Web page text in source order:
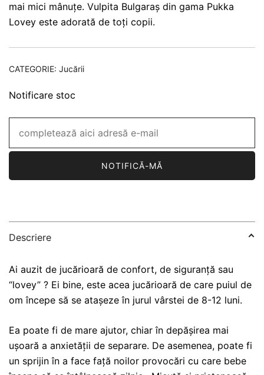
mai mici mânuțe. Vulpita Bulgaraș din gama Pukka
Lovey este adorată de toți copii.
CATEGORIE: Jucării
Notificare stoc
NOTIFICĂ-MĂ
Descriere
Ai auzit de jucărioară de confort, de siguranță sau
“lovey” ? Ei bine, este acea jucărioară de care puiul de
om începe să se atașeze în jurul vârstei de 8-12 luni.
Ea poate fi de mare ajutor, chiar în depășirea mai
ușoară a anxietății de separare. De asemenea, poate fi
un sprijin în a face față noilor provocări cu care bebe